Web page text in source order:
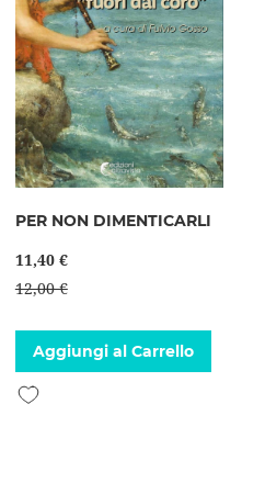
PER NON DIMENTICARLI
11,40 €
12,00 €
Aggiungi al Carrello
Aggiungi alla lista desideri